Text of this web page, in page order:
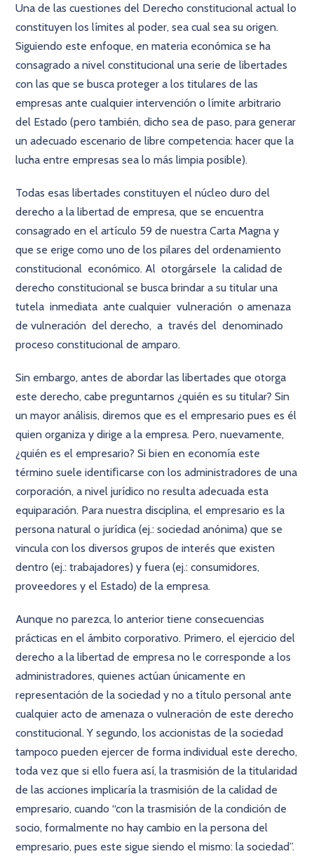
Una de las cuestiones del Derecho constitucional actual lo
constituyen los límites al poder, sea cual sea su origen.
Siguiendo este enfoque, en materia económica se ha
consagrado a nivel constitucional una serie de libertades
con las que se busca proteger a los titulares de las
empresas ante cualquier intervención o límite arbitrario
del Estado (pero también, dicho sea de paso, para generar
un adecuado escenario de libre competencia: hacer que la
lucha entre empresas sea lo más limpia posible).
Todas esas libertades constituyen el núcleo duro del
derecho a la libertad de empresa, que se encuentra
consagrado en el artículo 59 de nuestra Carta Magna y
que se erige como uno de los pilares del ordenamiento
constitucional económico. Al otorgársele la calidad de
derecho constitucional se busca brindar a su titular una
tutela inmediata ante cualquier vulneración o amenaza
de vulneración del derecho, a través del denominado
proceso constitucional de amparo.
Sin embargo, antes de abordar las libertades que otorga
este derecho, cabe preguntarnos ¿quién es su titular? Sin
un mayor análisis, diremos que es el empresario pues es él
quien organiza y dirige a la empresa. Pero, nuevamente,
¿quién es el empresario? Si bien en economía este
término suele identiﬁcarse con los administradores de una
corporación, a nivel jurídico no resulta adecuada esta
equiparación. Para nuestra disciplina, el empresario es la
persona natural o jurídica (ej.: sociedad anónima) que se
vincula con los diversos grupos de interés que existen
dentro (ej.: trabajadores) y fuera (ej.: consumidores,
proveedores y el Estado) de la empresa.
Aunque no parezca, lo anterior tiene consecuencias
prácticas en el ámbito corporativo. Primero, el ejercicio del
derecho a la libertad de empresa no le corresponde a los
administradores, quienes actúan únicamente en
representación de la sociedad y no a título personal ante
cualquier acto de amenaza o vulneración de este derecho
constitucional. Y segundo, los accionistas de la sociedad
tampoco pueden ejercer de forma individual este derecho,
toda vez que si ello fuera así, la trasmisión de la titularidad
de las acciones implicaría la trasmisión de la calidad de
empresario, cuando “con la trasmisión de la condición de
socio, formalmente no hay cambio en la persona del
empresario, pues este sigue siendo el mismo: la sociedad”.